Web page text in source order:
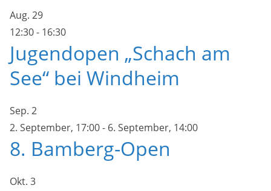
Aug. 29
12:30- 16:30
Jugendopen „Schach am
See“ bei Windheim
Sep. 2
2. September, 17:00- 6. September, 14:00
8. Bamberg-Open
Okt. 3